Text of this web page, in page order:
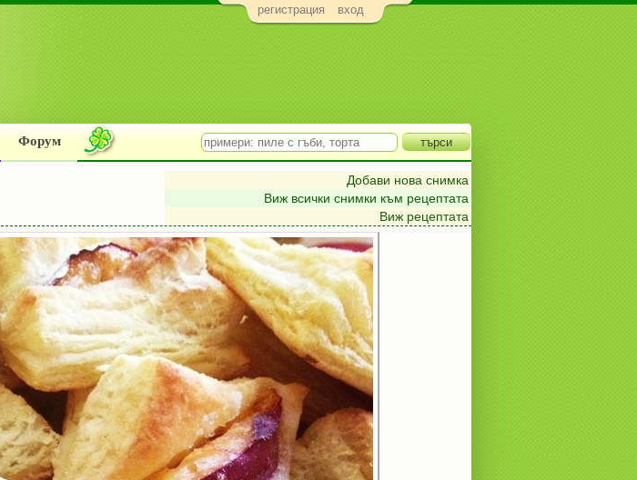
регистрация вход
Форум
Добави нова снимка
Виж всички снимки към рецептата
Виж рецептата